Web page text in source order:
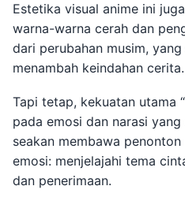
Estetika visual anime ini
warna-warna cerah dan
dari perubahan musim,
menambah keindahan cerita.
Tapi tetap, kekuatan utama
pada emosi dan narasi
seakan membawa
emosi: menjelajahi tema
dan penerimaan.